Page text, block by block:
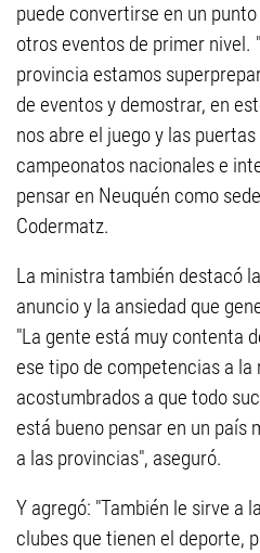
puede convertirse en un
otros eventos de primer nivel.
provincia estamos
de eventos y demostrar, en
nos abre el juego y las
campeonatos nacionales e
pensar en Neuquén como
Codermatz.
La ministra también destacó
anuncio y la ansiedad que
"La gente está muy contenta
ese tipo de competencias a la
acostumbrados a que todo
está bueno pensar en un país
a las provincias", aseguró.
Y agregó: "También le sirve a
clubes que tienen el deporte,